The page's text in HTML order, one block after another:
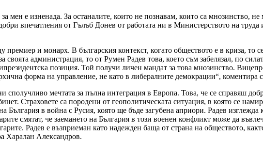
мен е изненада. За останалите, които не познавам, които са мнозинство,
впечатления от Гълъб Донев от работата ни в Министерството на труда
и монарх. В българския контекст, когато обществото е в криза, то
администрация, то от Румен Радев това, което съм забелязал, по
позиция. Той получи личен мандат за това мнозинство.
форма на управление, не като в либералните демокрации“, коментира
сполучливо мечтата за пълна интеграция в Европа. Това, че се справяш
Страховете са породени от геополитическата ситуация, в която се
България в война с Русия, която ще бъде загубена априори. Радев
смятат, че заемането на България в този военен конфликт може да
Радев е възприеман като надежден баща от страна на обществото,
Харалан Александров.